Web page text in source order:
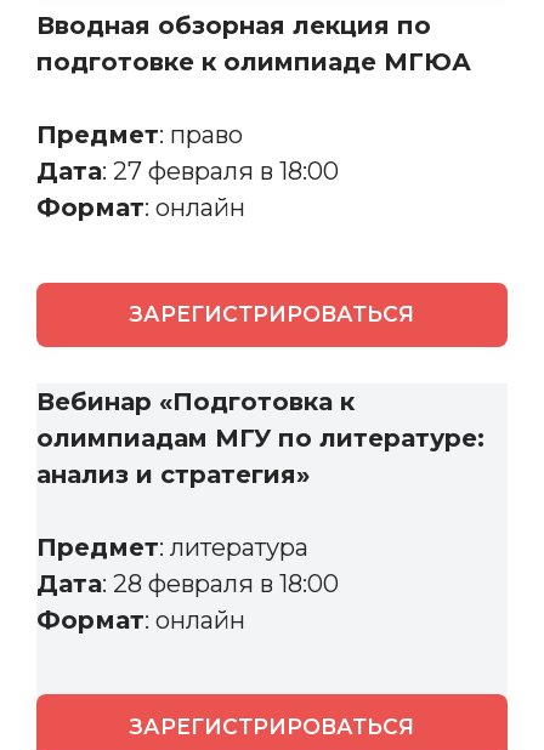
Вводная обзорная лекция по
подготовке к олимпиаде МГЮА
Предмет: право
Дата: 27 февраля в 18:00
Формат: онлайн
ЗАРЕГИСТРИРОВАТЬСЯ
Вебинар «Подготовка к
олимпиадам МГУ по литературе:
анализ и стратегия»
Предмет: литература
Дата: 28 февраля в 18:00
Формат: онлайн
ЗАРЕГИСТРИРОВАТЬСЯ